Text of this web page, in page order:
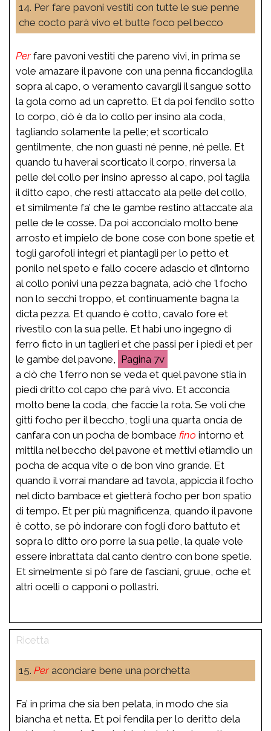
14. Per fare pavoni vestiti con tutte le sue penne
che cocto parà vivo et butte foco pel becco
Perfare pavoni vestiti che pareno vivi, in prima se
vole amazare il pavone con una penna ficcandoglila
sopra al capo, o veramento cavargli il sangue sotto
la gola como ad un capretto. Et da poi fendilo sotto
lo corpo, ciò è da lo collo per insino ala coda,
tagliando solamente la pelle; et scorticalo
gentilmente, che non guasti né penne, né pelle. Et
quando tu haverai scorticato il corpo, rinversa la
pelle del collo per insino apresso al capo, poi taglia
il ditto capo, che resti attaccato ala pelle del collo,
et similmente fa’ che le gambe restino attaccate ala
pelle de le cosse. Da poi acconcialo molto bene
arrosto et impielo de bone cose con bone spetie et
togli garofoli integri et piantagli per lo petto et
ponilo nel speto e fallo cocere adascio et d’intorno
al collo ponivi una pezza bagnata, aciò che ’l focho
non lo secchi troppo, et continuamente bagna la
dicta pezza. Et quando è cotto, cavalo fore et
rivestilo con la sua pelle. Et habi uno ingegno di
ferro ficto in un taglieri et che passi per i piedi et per
le gambe del pavone,
7v
a ciò che ’l ferro non se veda et quel pavone stia in
piedi dritto col capo che parà vivo. Et acconcia
molto bene la coda, che faccie la rota. Se voli che
gitti focho per il beccho, togli una quarta oncia de
canfara con un pocha de bombace fino intorno et
mittila nel beccho del pavone et mettivi etiamdio un
pocha de acqua vite o de bon vino grande. Et
quando il vorrai mandare ad tavola, appiccia il focho
nel dicto bambace et gietterà focho per bon spatio
di tempo. Et per più magnificenza, quando il pavone
è cotto, se pò indorare con fogli d’oro battuto et
sopra lo ditto oro porre la sua pelle, la quale vole
essere inbrattata dal canto dentro con bone spetie.
Et simelmente si pò fare de fasciani, gruue, oche et
altri ocelli o capponi o pollastri.
15. Peraconciare bene una porchetta
Fa’ in prima che sia ben pelata, in modo che sia
biancha et netta. Et poi fendila per lo deritto dela